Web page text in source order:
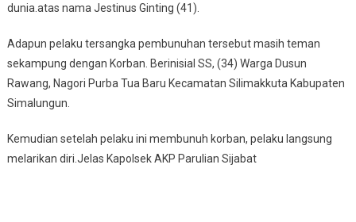
dunia.atas nama Jestinus Ginting (41).
Adapun pelaku tersangka pembunuhan tersebut masih teman
sekampung dengan Korban. Berinisial SS, (34) Warga Dusun
Rawang, Nagori Purba Tua Baru Kecamatan Silimakkuta Kabupaten
Simalungun.
Kemudian setelah pelaku ini membunuh korban, pelaku langsung
melarikan diri.Jelas Kapolsek AKP Parulian Sijabat